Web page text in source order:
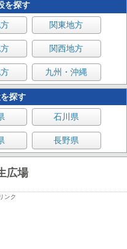
を探す
関東地方
関西地方
九州・沖縄
探す
石川県
長野県
広場
ンク